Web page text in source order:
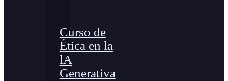
Curso de
Ética en la
lA
Generativa